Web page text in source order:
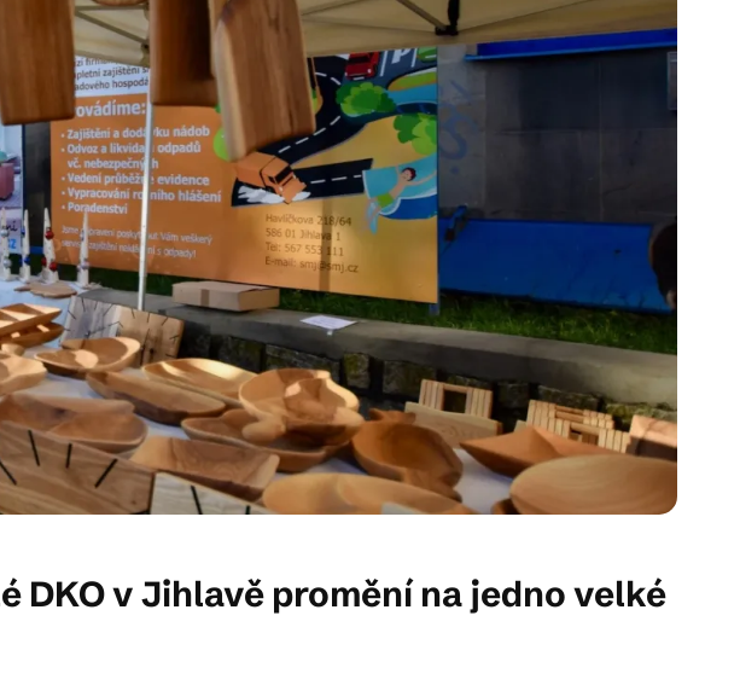
DKO v Jihlavě promění na jedno velké